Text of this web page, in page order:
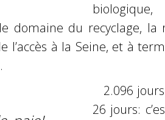
domaine du recyclage,
l’accès à la Seine, et à
2.096
26 jours: